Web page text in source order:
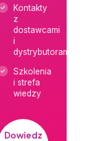
Kontakty
z
dostawcami
i
dystrybutorami
Szkolenia
i strefa
wiedzy
Dowiedz